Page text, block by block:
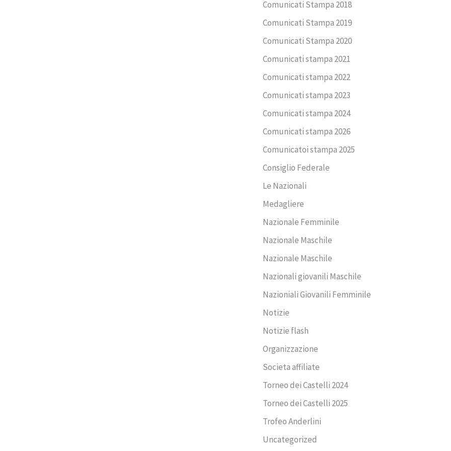
Comunicati Stampa 2018
Comunicati Stampa 2019
Comunicati Stampa 2020
Comunicati stampa 2021
Comunicati stampa 2022
Comunicati stampa 2023
Comunicati stampa 2024
Comunicati stampa 2026
Comunicatoi stampa 2025
Consiglio Federale
Le Nazionali
Medagliere
Nazionale Femminile
Nazionale Maschile
Nazionale Maschile
Nazionali giovanili Maschile
Nazioniali Giovanili Femminile
Notizie
Notizie flash
Organizzazione
Societa affiliate
Torneo dei Castelli 2024
Torneo dei Castelli 2025
Trofeo Anderlini
Uncategorized